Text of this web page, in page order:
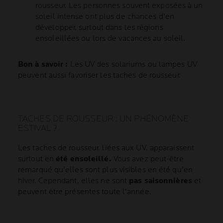
rousseur. Les personnes souvent exposées à un
soleil intense ont plus de chances d'en
développer, surtout dans les régions
ensoleillées ou lors de vacances au soleil.
Bon à savoir : Les UV des solariums ou lampes UV
peuvent aussi favoriser les taches de rousseur.
Les taches de rousseur, liées aux UV, apparaissent
surtout en été ensoleillé. Vous avez peut-être
remarqué qu'elles sont plus visibles en été qu'en
hiver. Cependant, elles ne sont pas saisonnières et
peuvent être présentes toute l'année.